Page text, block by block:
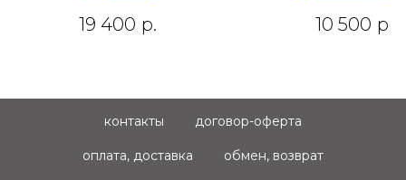
19 400 р. 10 500 р.
контакты договор-оферта
оплата, доставка обмен, возврат